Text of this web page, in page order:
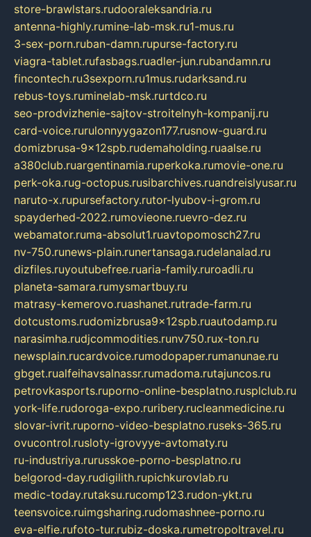
store-brawlstars.rudooraleksandria.ru
antenna-highly.rumine-lab-msk.ru1-mus.ru
3-sex-porn.ruban-damn.rupurse-factory.ru
viagra-tablet.rufasbags.ruadler-jun.rubandamn.ru
fincontech.ru3sexporn.ru1mus.rudarksand.ru
rebus-toys.ruminelab-msk.rurtdco.ru
seo-prodvizhenie-sajtov-stroitelnyh-kompanij.ru
card-voice.rurulonnyygazon177.rusnow-guard.ru
domizbrusa-9x12spb.rudemaholding.ruaalse.ru
a380club.ruargentinamia.ruperkoka.rumovie-one.ru
perk-oka.rug-octopus.rusibarchives.ruandreislyusar.ru
naruto-x.rupursefactory.rutor-lyubov-i-grom.ru
spayderhed-2022.rumovieone.ruevro-dez.ru
webamator.ruma-absolut1.ruavtopomosch27.ru
nv-750.runews-plain.runertansaga.rudelanalad.ru
dizfiles.ruyoutubefree.ruaria-family.ruroadli.ru
planeta-samara.rumysmartbuy.ru
matrasy-kemerovo.ruashanet.rutrade-farm.ru
dotcustoms.rudomizbrusa9x12spb.ruautodamp.ru
narasimha.rudjcommodities.runv750.rux-ton.ru
newsplain.rucardvoice.rumodopaper.rumanunae.ru
gbget.rualfeihavsalnassr.rumadoma.rutajuncos.ru
petrovkasports.ruporno-online-besplatno.rusplclub.ru
york-life.rudoroga-expo.ruribery.rucleanmedicine.ru
slovar-ivrit.ruporno-video-besplatno.ruseks-365.ru
ovucontrol.rusloty-igrovyye-avtomaty.ru
ru-industriya.rurusskoe-porno-besplatno.ru
belgorod-day.rudigilith.rupichkurovlab.ru
medic-today.rutaksu.rucomp123.rudon-ykt.ru
teensvoice.ruimgsharing.rudomashnee-porno.ru
eva-elfie.rufoto-tur.rubiz-doska.rumetropoltravel.ru